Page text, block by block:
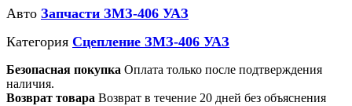
Авто Запчасти ЗМЗ-406 УАЗ
Категория Сцепление ЗМЗ-406 УАЗ
Безопасная покупка Оплата только после подтверждения
наличия.
Возврат товара Возврат в течение 20 дней без объяснения